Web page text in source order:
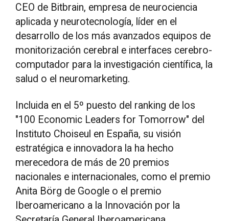
CEO de Bitbrain, empresa de neurociencia
aplicada y neurotecnología, líder en el
desarrollo de los más avanzados equipos de
monitorización cerebral e interfaces cerebro-
computador para la investigación científica, la
salud o el neuromarketing.
Incluida en el 5º puesto del ranking de los
"100 Economic Leaders for Tomorrow" del
Instituto Choiseul en España, su visión
estratégica e innovadora la ha hecho
merecedora de más de 20 premios
nacionales e internacionales, como el premio
Anita Börg de Google o el premio
Iberoamericano a la Innovación por la